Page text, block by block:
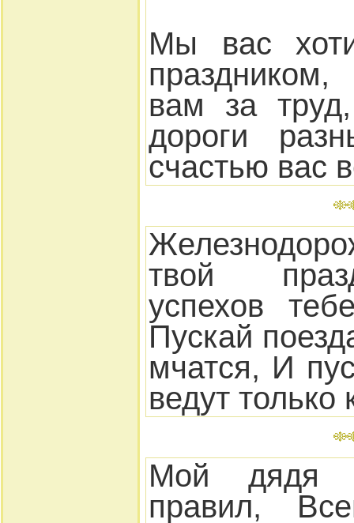
Мы вас
праздником,
вам за
дороги
счастью вас
твой
успехов
Пускай
мчатся, И
ведут только
Мой дядя
правил,